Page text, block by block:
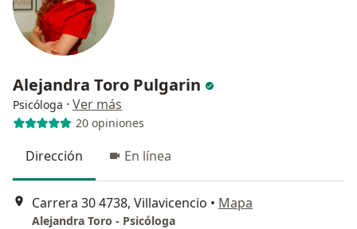
Alejandra Toro Pulgarin
Psicóloga · Ver más
20 opiniones
Dirección En línea
Carrera 30 4738, Villavicencio • Mapa
Alejandra Toro - Psicóloga